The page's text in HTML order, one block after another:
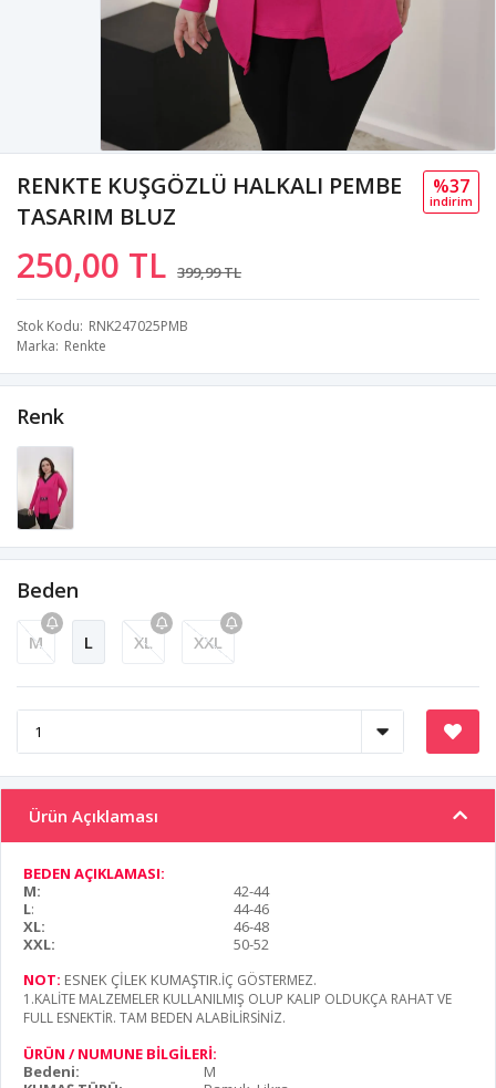
RENKTE KUŞGÖZLÜ HALKALI PEMBE
TASARIM BLUZ
250,00 TL 399,99 TL
%37
i̇ndi̇ri̇m
Stok Kodu RNK247025PMB
Marka Renkte
Renk
Beden
M L XL XXL
Ürün Açıklaması
BEDEN AÇIKLAMASI:
M:
42-44
L:
44-46
XL:
46-48
XXL:
50-52
NOT: ESNEK ÇİLEK KUMAŞTIR.İÇ GÖSTERMEZ.
1.KALİTE MALZEMELER KULLANILMIŞ OLUP KALIP OLDUKÇA RAHAT VE
FULL ESNEKTİR. TAM BEDEN ALABİLİRSİNİZ.
ÜRÜN / NUMUNE BİLGİLERİ:
Bedeni:
M